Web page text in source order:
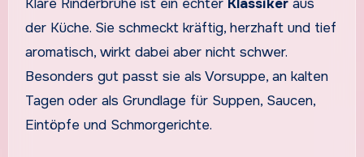
Klare Rinderbrühe ist ein echter Klassikeraus
der Küche. Sie schmeckt kräftig, herzhaft und tief
aromatisch, wirkt dabei aber nicht schwer.
Besonders gut passt sie als Vorsuppe, an kalten
Tagen oder als Grundlage für Suppen, Saucen,
Eintöpfe und Schmorgerichte.